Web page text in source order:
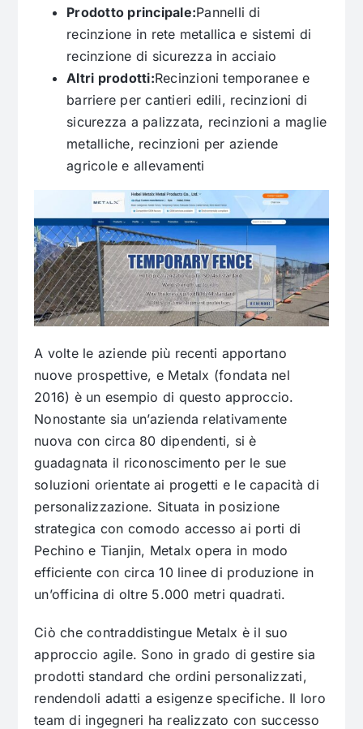
Prodotto principale:Pannelli di
recinzione in rete metallica e sistemi di
recinzione di sicurezza in acciaio
Altri prodotti:Recinzioni temporanee e
barriere per cantieri edili, recinzioni di
sicurezza a palizzata, recinzioni a maglie
metalliche, recinzioni per aziende
agricole e allevamenti
A volte le aziende più recenti apportano
nuove prospettive, e Metalx (fondata nel
2016) è un esempio di questo approccio.
Nonostante sia un’azienda relativamente
nuova con circa 80 dipendenti, si è
guadagnata il riconoscimento per le sue
soluzioni orientate ai progetti e le capacità di
personalizzazione. Situata in posizione
strategica con comodo accesso ai porti di
Pechino e Tianjin, Metalx opera in modo
efficiente con circa 10 linee di produzione in
un’officina di oltre 5.000 metri quadrati.
Ciò che contraddistingue Metalx è il suo
approccio agile. Sono in grado di gestire sia
prodotti standard che ordini personalizzati,
rendendoli adatti a esigenze specifiche. Il loro
team di ingegneri ha realizzato con successo